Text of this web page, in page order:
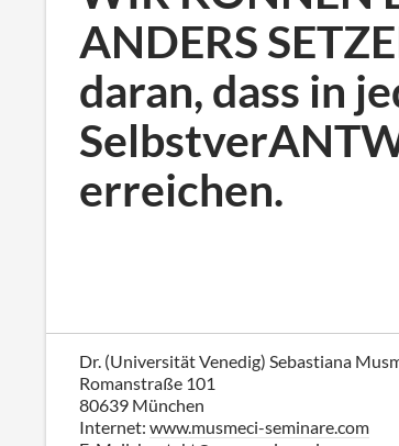
ANDERS
daran, dass in
erreichen.
Dr. (Universität Venedig) Sebastiana
Romanstraße 101
80639 München
Internet: www.musmeci-seminare.com